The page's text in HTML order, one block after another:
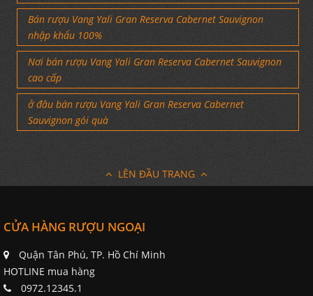
Bán rượu Vang Yali Gran Reserva Cabernet Sauvignon
nhập khẩu 100%
Nơi bán rượu Vang Yali Gran Reserva Cabernet Sauvignon
cao cấp
ở đâu bán rượu Vang Yali Gran Reserva Cabernet
Sauvignon gói quà
LÊN ĐẦU TRANG
CỬA HÀNG RƯỢU NGOẠI
Quận Tân Phú, TP. Hồ Chí Minh
HOTLINE mua hàng
0972.12345.1